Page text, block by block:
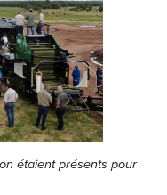
étaient présents pour
Nécessaire